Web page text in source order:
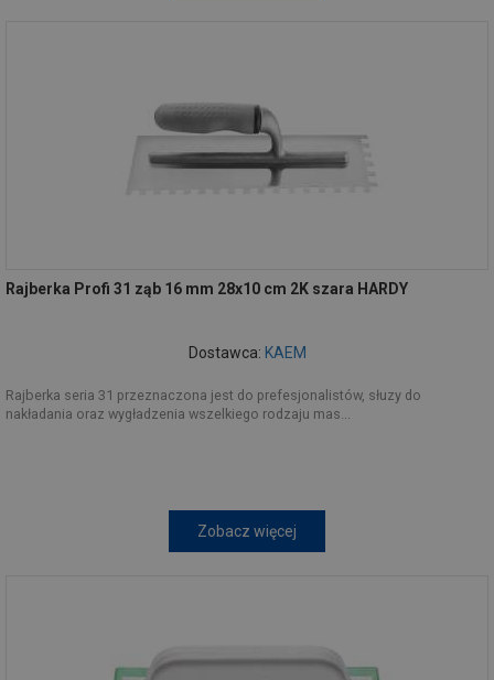
Rajberka Profi 31 ząb 16 mm 28x10 cm 2K szara HARDY
Dostawca: KAEM
Rajberka seria 31 przeznaczona jest do prefesjonalistów, słuzy do
nakładania oraz wygładzenia wszelkiego rodzaju mas...
Zobacz więcej